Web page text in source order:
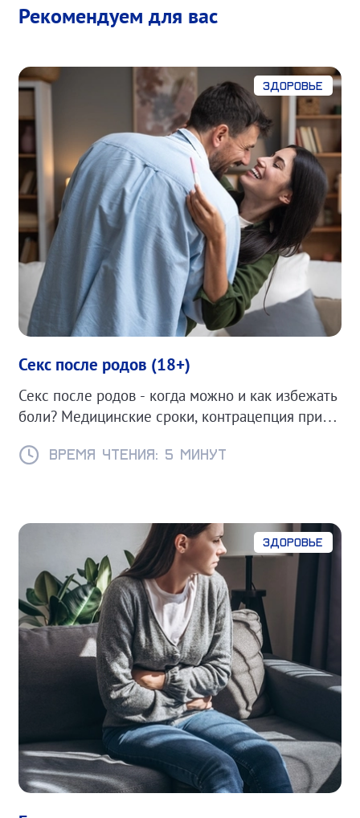
Рекомендуем для вас
Здоровье
Секс после родов (18+)
Секс после родов - когда можно и как избежать
боли? Медицинские сроки, контрацепция при
интимной жизни.
Время чтения: 5 минут
Здоровье